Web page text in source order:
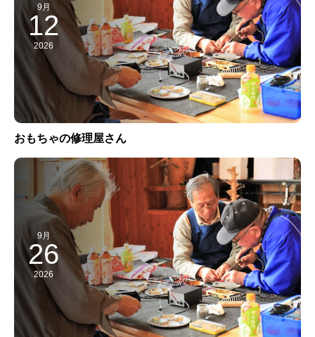
9月
12
2026
おもちゃの修理屋さん
9月
26
2026